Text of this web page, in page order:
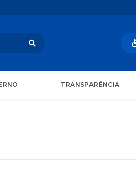
TRANSPARÊNCIA